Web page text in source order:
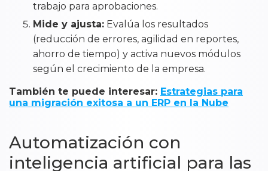
trabajo para aprobaciones.
Mide y ajusta: Evalúa los resultados
(reducción de errores, agilidad en reportes,
ahorro de tiempo) y activa nuevos módulos
según el crecimiento de la empresa.
También te puede interesar: Estrategias para
una migración exitosa a un ERP en la Nube
Automatización con
inteligencia artificial para las